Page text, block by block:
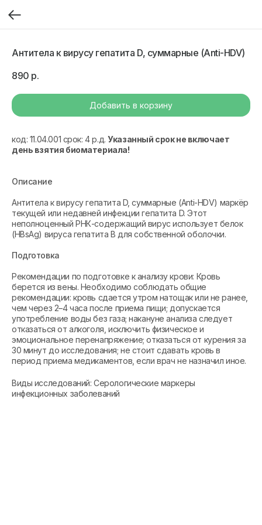
Антитела к вирусу гепатита D, суммарные (Anti-HDV)
890 р.
Добавить в корзину
код: 11.04.001 срок: 4 р.д.Указанный срок не включает
день взятия биоматериала!
Описание
Антитела к вирусу гепатита D, суммарные (Anti-HDV) маркёр
текущей или недавней инфекции гепатита D. Этот
неполноценный РНК-содержащий вирус использует белок
(HBsAg) вируса гепатита В для собственной оболочки.
Подготовка
Рекомендации по подготовке к анализу крови: Кровь
берется из вены. Необходимо соблюдать общие
рекомендации: кровь сдается утром натощак или не ранее,
чем через 2–4 часа после приема пищи; допускается
употребление воды без газа; накануне анализа следует
отказаться от алкоголя, исключить физическое и
эмоциональное перенапряжение; отказаться от курения за
30 минут до исследования; не стоит сдавать кровь в
период приема медикаментов, если врач не назначил иное.
Виды исследований: Серологические маркеры
инфекционных заболеваний